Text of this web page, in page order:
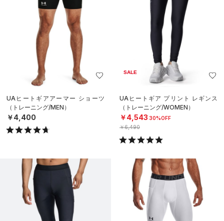
UAヒートギアアーマー ショーツ
（トレーニング/MEN）
￥4,400
SALE
UAヒートギア プリント レギンス
（トレーニング/WOMEN）
￥4,543 30%OFF
￥6,490